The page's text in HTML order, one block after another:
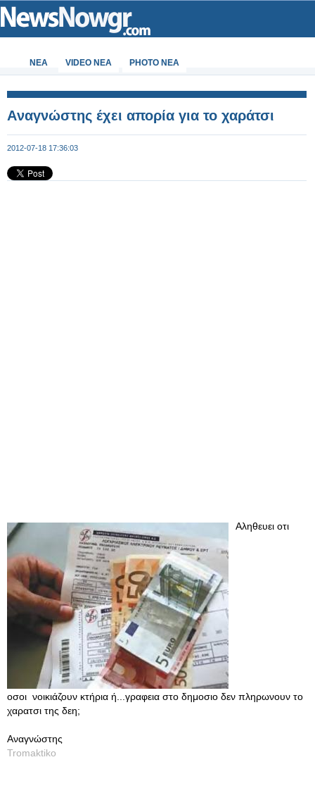
ΝΕΑ VIDEO NEA PHOTO NEA
Aναγνώστης έχει απορία για το χαράτσι
2012-07-18 17:36:03
Αληθευει οτι
οσοι νοικιάζουν κτήρια ή...γραφεια στο δημοσιο δεν πληρωνουν το
χαρατσι της δεη;
Αναγνώστης
Tromaktiko